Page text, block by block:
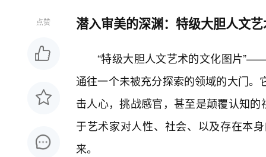
点赞 潜入审美的深渊：特级大胆人文
“特级大胆人文艺术的文化图片
通往一个未被充分探索的领域的大门
击人心，挑战感官，甚至是颠覆认知
于艺术家对人性、社会、以及存在本
来。